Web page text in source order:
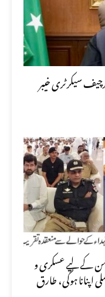
موقع پرچیف سیکرٹری خیبر
کے لیے عسکری و